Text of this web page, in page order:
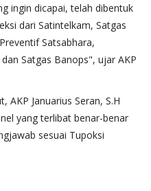
ingin dicapai, telah dibentuk
dari Satintelkam, Satgas
Satsabhara,
Satgas Banops", ujar AKP
AKP Januarius Seran, S.H
yang terlibat benar-benar
sesuai Tupoksi